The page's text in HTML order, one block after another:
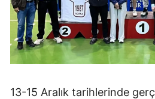
13-15 Aralık tarihlerinde